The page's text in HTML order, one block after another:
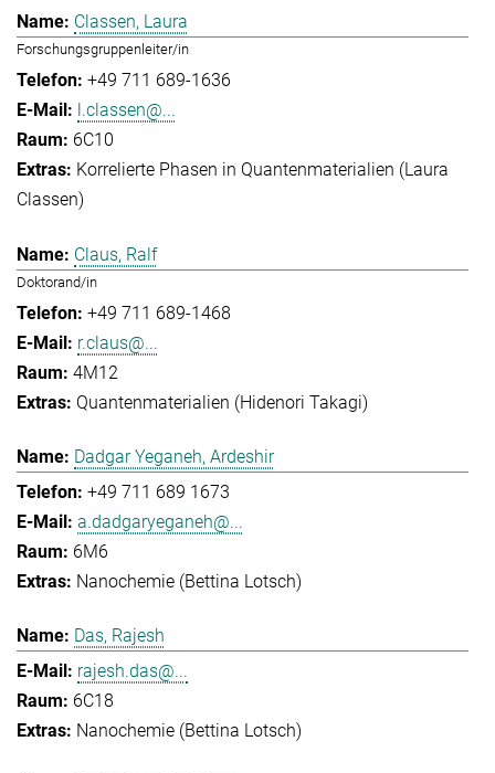
Classen, Laura
Forschungsgruppenleiter/in
+49 711 689-1636
l.classen@...
6C10
Korrelierte Phasen in Quantenmaterialien (Laura
Classen)
Claus, Ralf
Doktorand/in
+49 711 689-1468
r.claus@...
4M12
Quantenmaterialien (Hidenori Takagi)
Dadgar Yeganeh, Ardeshir
+49 711 689 1673
a.dadgaryeganeh@...
6M6
Nanochemie (Bettina Lotsch)
Das, Rajesh
rajesh.das@...
6C18
Nanochemie (Bettina Lotsch)